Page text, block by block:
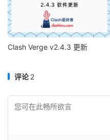
Clash Verge v2.4.3 更新
评论2